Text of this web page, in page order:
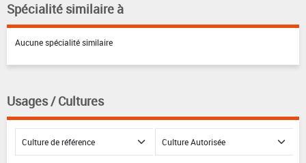
Spécialité similaire à
Aucune spécialité similaire
Usages / Cultures